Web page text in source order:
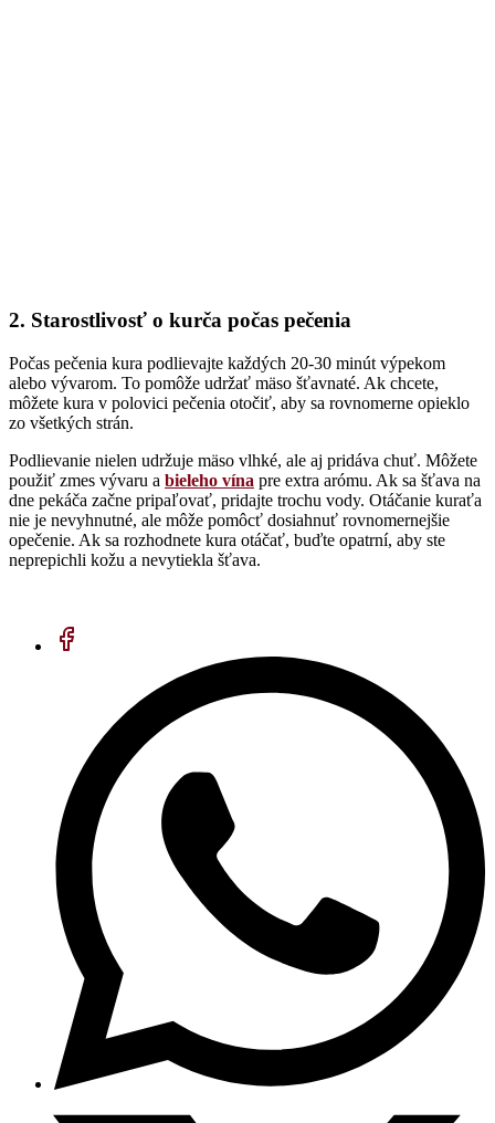
2. Starostlivosť o kurča počas pečenia
Počas pečenia kura podlievajte každých 20-30 minút výpekom
alebo vývarom. To pomôže udržať mäso šťavnaté. Ak chcete,
môžete kura v polovici pečenia otočiť, aby sa rovnomerne opieklo
zo všetkých strán.
Podlievanie nielen udržuje mäso vlhké, ale aj pridáva chuť. Môžete
použiť zmes vývaru a bieleho vína pre extra arómu. Ak sa šťava na
dne pekáča začne pripaľovať, pridajte trochu vody. Otáčanie kuraťa
nie je nevyhnutné, ale môže pomôcť dosiahnuť rovnomernejšie
opečenie. Ak sa rozhodnete kura otáčať, buďte opatrní, aby ste
neprepichli kožu a nevytiekla šťava.